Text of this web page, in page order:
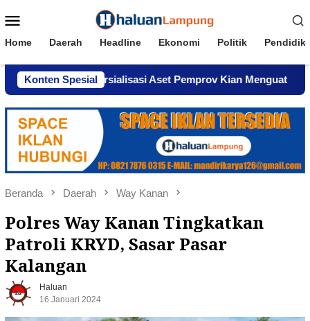
ke
Mobile
Home Daerah Headline Ekonomi Politik
Konten Spesial
Komersialisasi Aset Pemprov Kian Menguat AWPI
Beranda Daerah Way Kanan
Polres Way Kanan Tingkatkan
Patroli KRYD, Sasar Pasar
Kalangan
Haluan
16 Januari 2024